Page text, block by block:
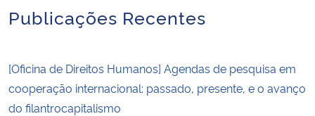
Publicações Recentes
[Oficina de Direitos Humanos] Agendas de pesquisa em
cooperação internacional: passado, presente, e o avanço
do filantrocapitalismo